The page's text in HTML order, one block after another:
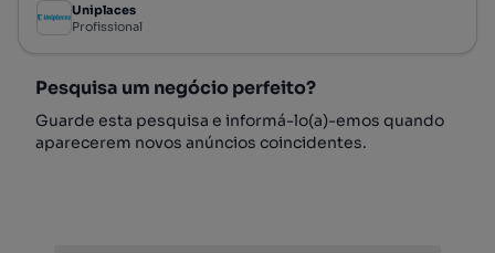
Uniplaces
Profissional
Pesquisa um negócio perfeito?
Guarde esta pesquisa e informá-lo(a)-emos quando
aparecerem novos anúncios coincidentes.